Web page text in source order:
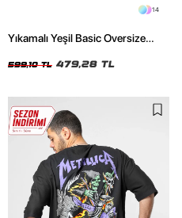
14
Yıkamalı Yeşil Basic Oversize
599,10 TL 479,28 TL